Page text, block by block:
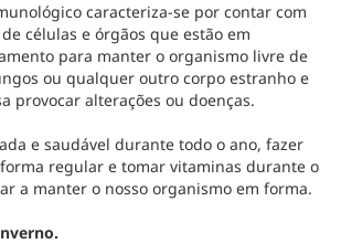
caracteriza-se por contar com
células e órgãos que estão em
para manter o organismo livre de
ou qualquer outro corpo estranho e
provocar alterações ou doenças.
e saudável durante todo o ano, fazer
regular e tomar vitaminas durante o
a manter o nosso organismo em forma.